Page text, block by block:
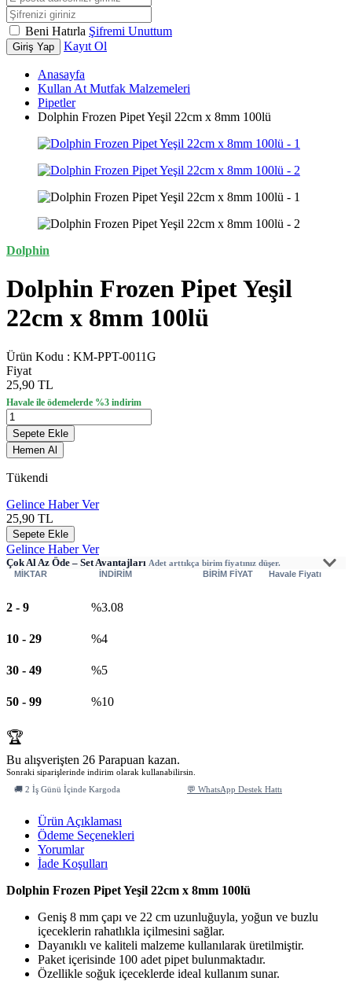
Beni Hatırla Şifremi Unuttum
Giriş Yap Kayıt Ol
Anasayfa
Kullan At Mutfak Malzemeleri
Pipetler
Dolphin Frozen Pipet Yeşil 22cm x 8mm 100lü
Dolphin
Dolphin Frozen Pipet Yeşil
22cm x 8mm 100lü
Ürün Kodu : KM-PPT-0011G
Fiyat
25,90 TL
Havale ile ödemelerde %3 indirim
Sepete Ekle
Hemen Al
Tükendi
Gelince Haber Ver
25,90 TL
Sepete Ekle
Gelince Haber Ver
Çok Al Az Öde – Set Avantajları Adet arttıkça birim fiyatınız düşer.
MİKTAR
İNDİRİM BİRİM FİYAT Havale Fiyatı
2 - 9 %3.08
10 - 29 %4
30 - 49 %5
50 - 99 %10
🏆
Bu alışverişten 26 Parapuan kazan.
Sonraki siparişlerinde indirim olarak kullanabilirsin.
🚚 2 İş Günü İçinde Kargoda
💬 WhatsApp Destek Hattı
Ürün Açıklaması
Ödeme Seçenekleri
Yorumlar
İade Koşulları
Dolphin Frozen Pipet Yeşil 22cm x 8mm 100lü
Geniş 8 mm çapı ve 22 cm uzunluğuyla, yoğun ve buzlu
içeceklerin rahatlıkla içilmesini sağlar.
Dayanıklı ve kaliteli malzeme kullanılarak üretilmiştir.
Paket içerisinde 100 adet pipet bulunmaktadır.
Özellikle soğuk içeceklerde ideal kullanım sunar.